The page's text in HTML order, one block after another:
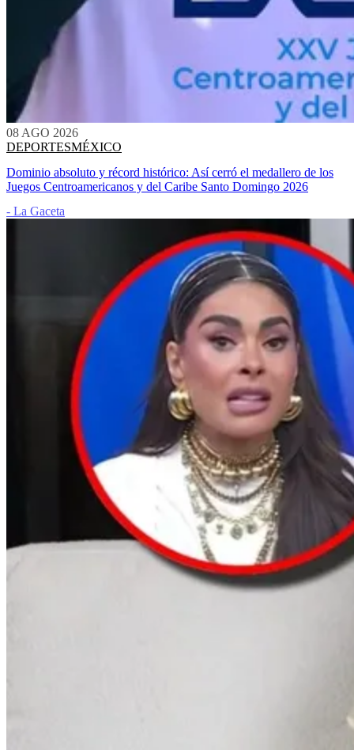
08 AGO 2026
DEPORTESMÉXICO
Dominio absoluto y récord histórico: Así cerró el medallero de los
Juegos Centroamericanos y del Caribe Santo Domingo 2026
- La Gaceta